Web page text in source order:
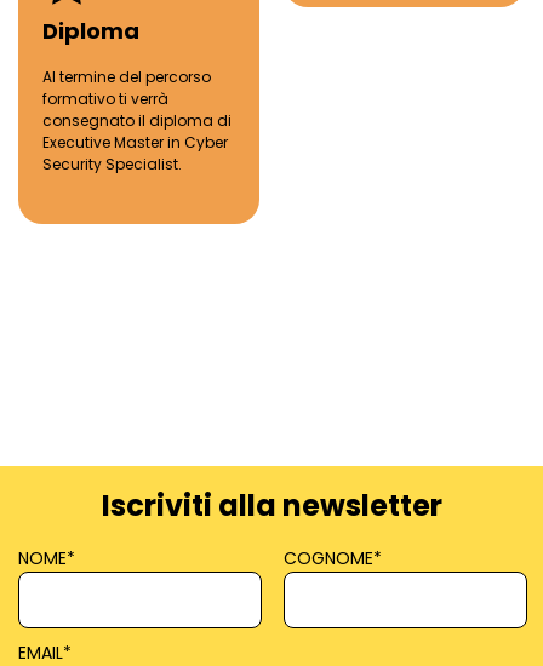
Diploma
Al termine del percorso
formativoti verrà
consegnato il diploma di
ExecutiveMasterin Cyber
Security Specialist.
Iscriviti alla newsletter
NOME* COGNOME*
EMAIL*